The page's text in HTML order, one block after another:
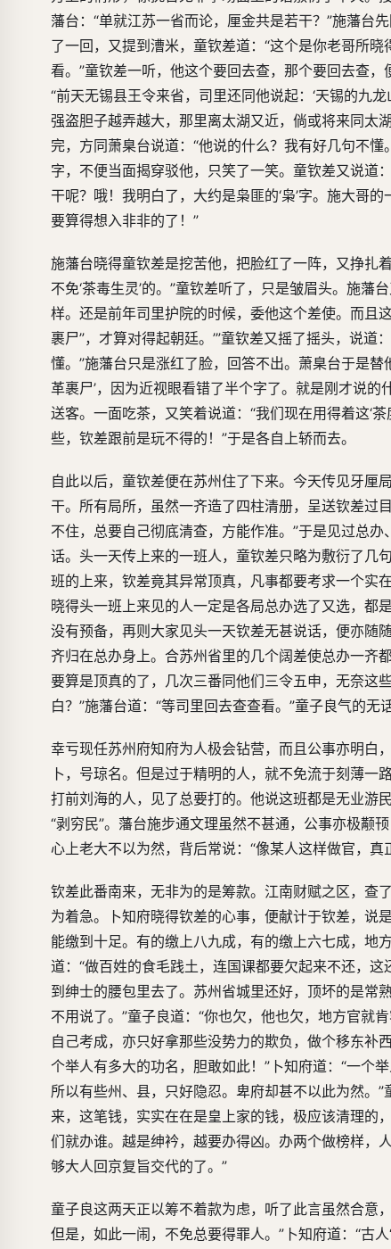
藩台：“单就江苏一省而论，厘金共是若干？”施藩台
了一回，又提到漕米，童钦差道：“这个是你老哥所
看。”童钦差一听，他这个要回去查，那个要回去查
“前天无锡县王令来省，司里还同他说起：‘天锡的九
强盗胆子越弄越大，那里离太湖又近，倘或将来同太
完，方同萧臬台说道：“他说的什么？我有好几句不懂
字，不便当面揭穿驳他，只笑了一笑。童钦差又说道
干呢？哦！我明白了，大约是枭匪的‘枭’字。施大哥
要算得想入非非的了！”
施藩台晓得童钦差是挖苦他，把脸红了一阵，又挣扎
不免‘茶毒生灵’的。”童钦差听了，只是皱眉头。施
样。还是前年司里护院的时候，委他这个差使。而且
裹尸”，才算对得起朝廷。’”童钦差又摇了摇头，说道
懂。”施藩台只是涨红了脸，回答不出。萧臬台于是替
革裹尸’，因为近视眼看错了半个字了。就是刚才说的
送客。一面吃茶，又笑着说道：“我们现在用得着这‘
些，钦差跟前是玩不得的！”于是各自上轿而去。
自此以后，童钦差便在苏州住了下来。今天传见牙厘
干。所有局所，虽然一齐造了四柱清册，呈送钦差过
不住，总要自己彻底清查，方能作准。”于是见过总
话。头一天传上来的一班人，童钦差只略为敷衍了几
班的上来，钦差竟其异常顶真，凡事都要考求一个实
晓得头一班上来见的人一定是各局总办选了又选，都
没有预备，再则大家见头一天钦差无甚说话，便亦随
齐归在总办身上。合苏州省里的几个阔差使总办一齐
要算是顶真的了，几次三番同他们三令五申，无奈这
白？”施藩台道：“等司里回去查查看。”童子良气的无
幸亏现任苏州府知府为人极会钻营，而且公事亦明白
卜，号琼名。但是过于精明的人，就不免流于刻薄
打前刘海的人，见了总要打的。他说这班都是无业游
“剥穷民”。藩台施步通文理虽然不甚通，公事亦极颟
心上老大不以为然，背后常说：“像某人这样做官，
钦差此番南来，无非为的是筹款。江南财赋之区，查
为着急。卜知府晓得钦差的心事，便献计于钦差，说
能缴到十足。有的缴上八九成，有的缴上六七成，地
道：“做百姓的食毛践土，连国课都要欠起来不还，
到绅士的腰包里去了。苏州省城里还好，顶坏的是常
不用说了。”童子良道：“你也欠，他也欠，地方官就
自己考成，亦只好拿那些没势力的欺负，做个移东补
个举人有多大的功名，胆敢如此！”卜知府道：“一个
所以有些州、县，只好隐忍。卑府却甚不以此为然。
来，这笔钱，实实在在是皇上家的钱，极应该清理的
们就办谁。越是绅衿，越要办得凶。办两个做榜样，
够大人回京复旨交代的了。”
童子良这两天正以筹不着款为虑，听了此言虽然合意
但是，如此一闹，不免总要得罪人。”卜知府道：“古